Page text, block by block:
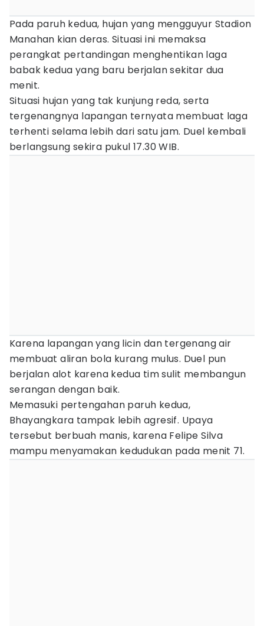
Pada paruh kedua, hujan yang mengguyur Stadion
Manahan kian deras. Situasi ini memaksa
perangkat pertandingan menghentikan laga
babak kedua yang baru berjalan sekitar dua
menit.
Situasi hujan yang tak kunjung reda, serta
tergenangnya lapangan ternyata membuat laga
terhenti selama lebih dari satu jam. Duel kembali
berlangsung sekira pukul 17.30 WIB.
Karena lapangan yang licin dan tergenang air
membuat aliran bola kurang mulus. Duel pun
berjalan alot karena kedua tim sulit membangun
serangan dengan baik.
Memasuki pertengahan paruh kedua,
Bhayangkara tampak lebih agresif. Upaya
tersebut berbuah manis, karena Felipe Silva
mampu menyamakan kedudukan pada menit 71.